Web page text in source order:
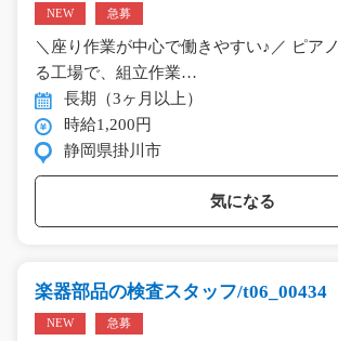
NEW 急募
＼座り作業が中心で働きやすい♪／ ピア
る工場で、組立作業…
長期（3ヶ月以上）
時給1,200円
静岡県掛川市
気になる
楽器部品の検査スタッフ/t06_00434
NEW 急募